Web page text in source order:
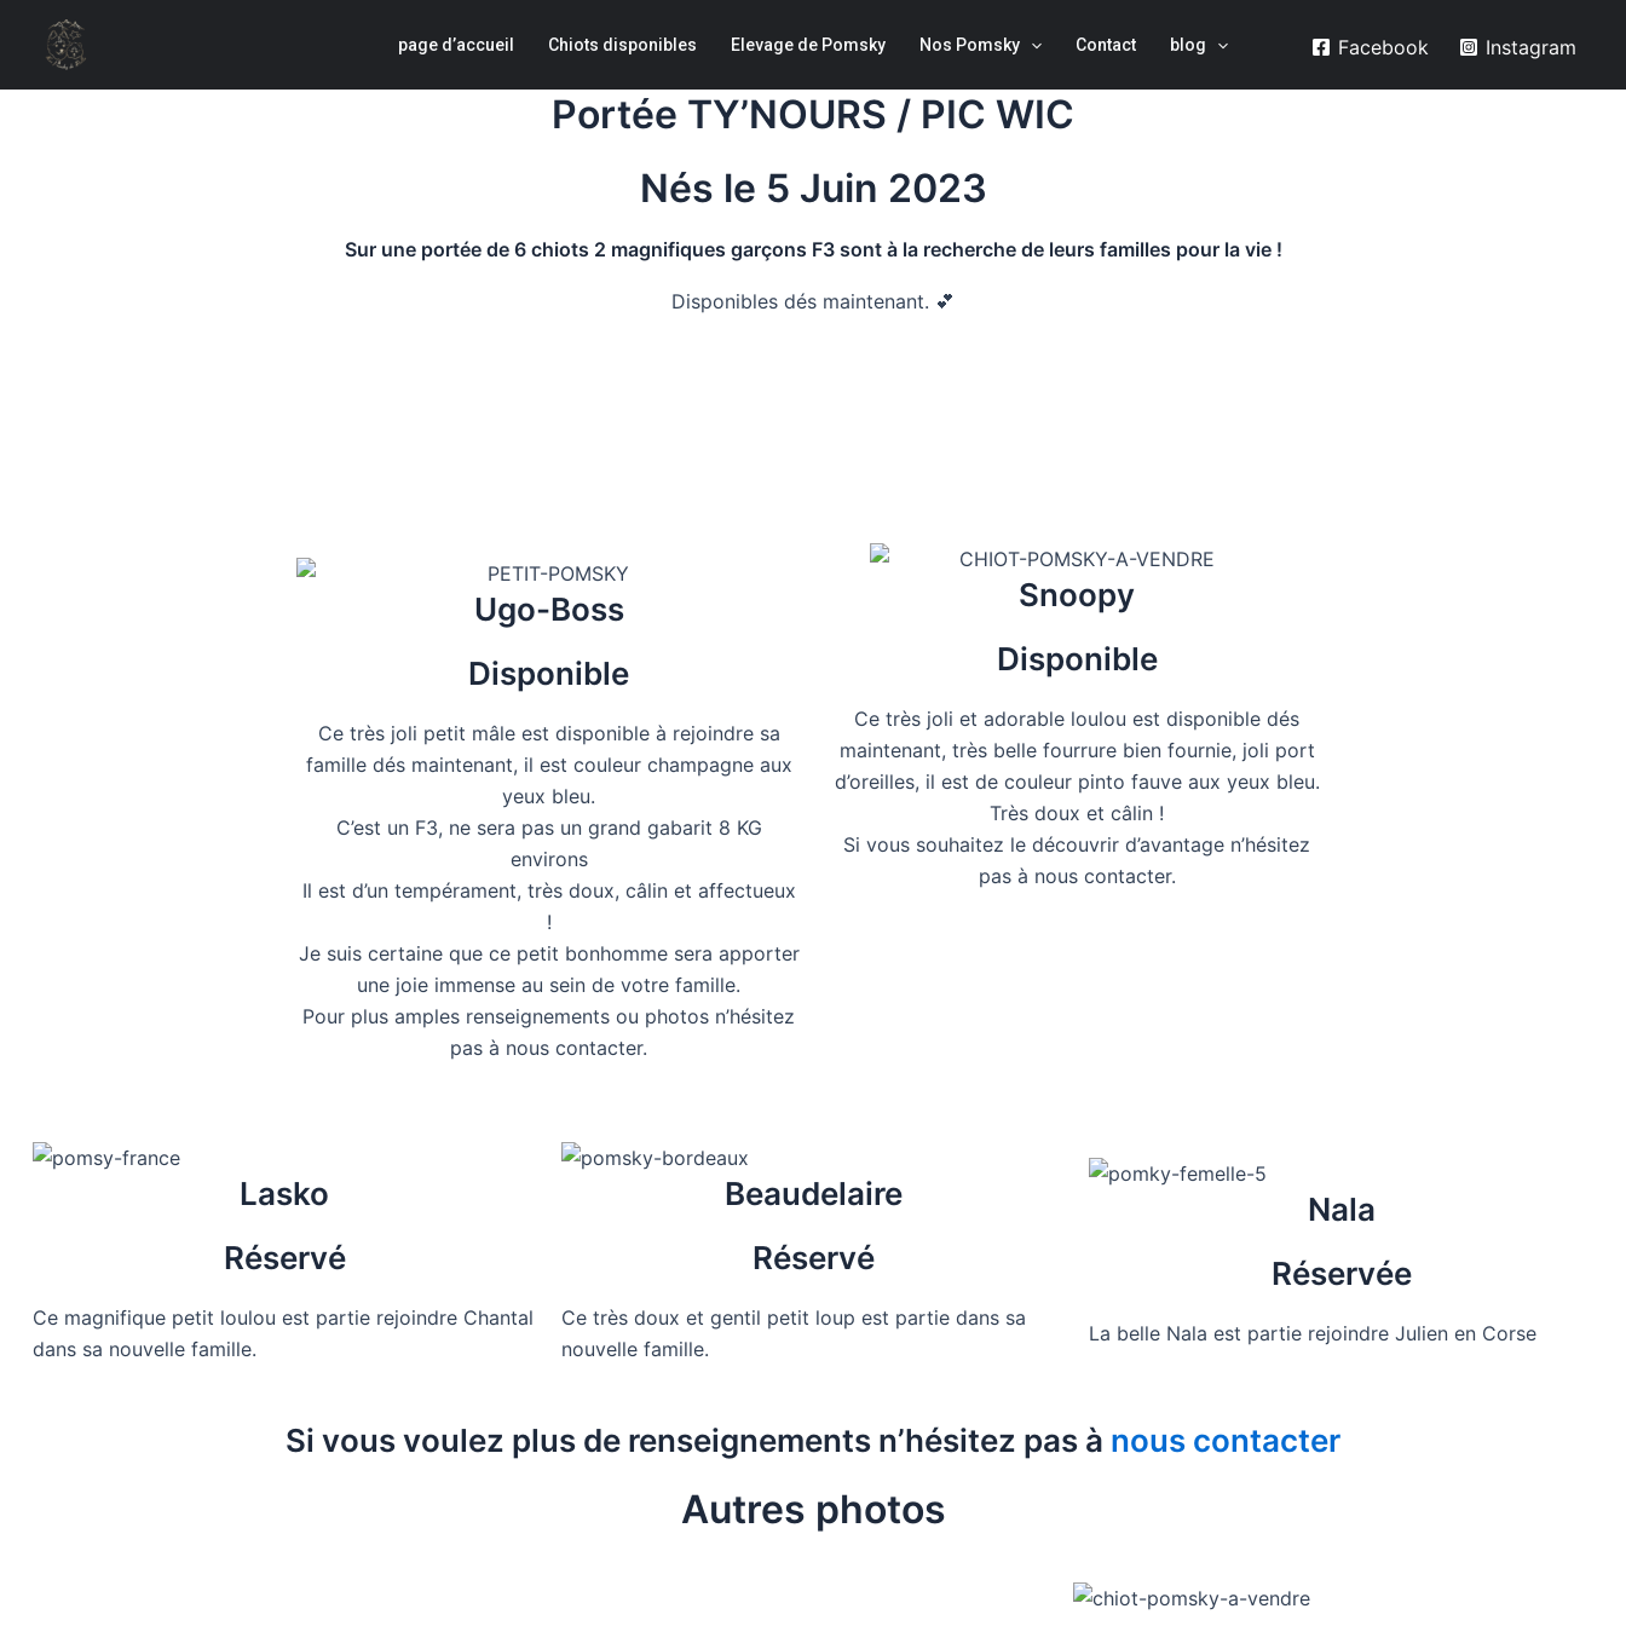
content
page d’accueil Chiots disponibles Elevage de Pomsky Nos Pomsky Contact blog Facebook Instagram
Portée TY’NOURS / PIC WIC
Nés le 5 Juin 2023
Sur une portée de 6 chiots 2 magnifiques garçons F3 sont à la recherche de leurs familles pour la vie !
Disponibles dés maintenant. 💕
Ugo-Boss
Disponible
Ce très joli petit mâle est disponible à rejoindre sa
famille dés maintenant, il est couleur champagne aux
yeux bleu.
C’est un F3, ne sera pas un grand gabarit 8 KG
environs
Il est d’un tempérament, très doux, câlin et affectueux
!
Je suis certaine que ce petit bonhomme sera apporter
une joie immense au sein de votre famille.
Pour plus amples renseignements ou photos n’hésitez
pas à nous contacter.
Snoopy
Disponible
Ce très joli et adorable loulou est disponible dés
maintenant, très belle fourrure bien fournie, joli port
d’oreilles, il est de couleur pinto fauve aux yeux bleu.
Très doux et câlin !
Si vous souhaitez le découvrir d’avantage n’hésitez
pas à nous contacter.
Lasko
Réservé
Ce magnifique petit loulou est partie rejoindre Chantal
dans sa nouvelle famille.
Beaudelaire
Réservé
Ce très doux et gentil petit loup est partie dans sa
nouvelle famille.
Nala
Réservée
La belle Nala est partie rejoindre Julien en Corse
Si vous voulez plus de renseignements n’hésitez pas à nous contacter
Autres photos